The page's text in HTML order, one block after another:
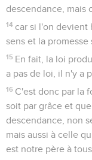
descendance, mais
14 car si l'on devient
sens et la promesse
15 En fait, la loi
a pas de loi, il n'y a
16 C'est donc par la
soit par grâce et
descendance, non
mais aussi à celle
est notre père à